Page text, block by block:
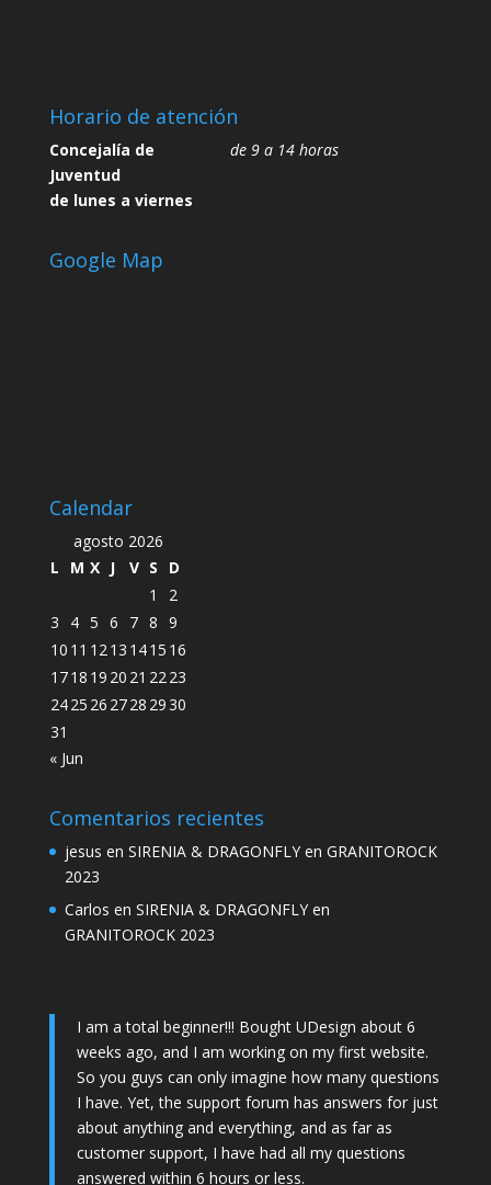
Horario de atención
Concejalía de
Juventud
de lunes a viernes
de 9 a 14 horas
Google Map
Calendar
agosto 2026
L
M X J V S
D
1
2
3
4 5 6 7 8 9
10 11 12 13 1415 16
1718 19 20 21 22 23
2425 26 2728 2930
31
« Jun
Comentarios recientes
jesus en SIRENIA & DRAGONFLY en GRANITOROCK
2023
Carlos en SIRENIA & DRAGONFLY en
GRANITOROCK 2023
I am a total beginner!!! Bought UDesign about 6
weeks ago, and I am working on my first website.
So you guys can only imagine how many questions
I have. Yet, the support forum has answers for just
about anything and everything, and as far as
customer support, I have had all my questions
answered within 6 hours or less.